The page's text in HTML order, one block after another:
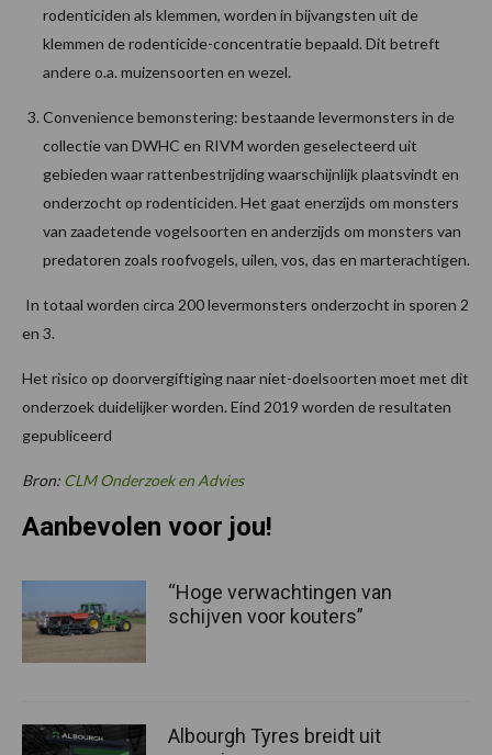
rodenticiden als klemmen, worden in bijvangsten uit de
klemmen de rodenticide-concentratie bepaald. Dit betreft
andere o.a. muizensoorten en wezel.
Convenience bemonstering: bestaande levermonsters in de
collectie van DWHC en RIVM worden geselecteerd uit
gebieden waar rattenbestrijding waarschijnlijk plaatsvindt en
onderzocht op rodenticiden. Het gaat enerzijds om monsters
van zaadetende vogelsoorten en anderzijds om monsters van
predatoren zoals roofvogels, uilen, vos, das en marterachtigen.
In totaal worden circa 200 levermonsters onderzocht in sporen 2
en 3.
Het risico op doorvergiftiging naar niet-doelsoorten moet met dit
onderzoek duidelijker worden. Eind 2019 worden de resultaten
gepubliceerd
Bron: CLM Onderzoek en Advies
Aanbevolen voor jou!
“Hoge verwachtingen van
schijven voor kouters”
Albourgh Tyres breidt uit